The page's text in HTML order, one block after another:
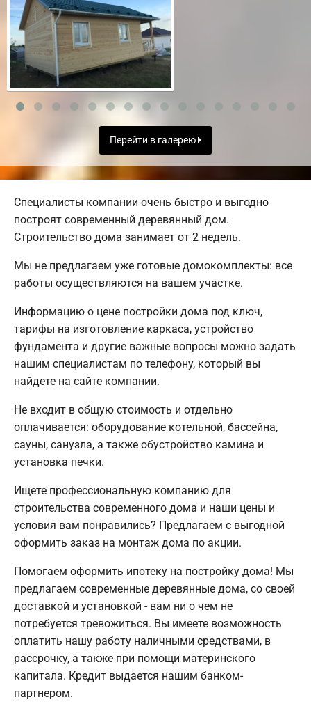
Перейти в галерею
Специалисты компании очень быстро и выгодно
построят современный деревянный дом.
Строительство дома занимает от 2 недель.
Мы не предлагаем уже готовые домокомплекты: все
работы осуществляются на вашем участке.
Информацию о цене постройки дома под ключ,
тарифы на изготовление каркаса, устройство
фундамента и другие важные вопросы можно задать
нашим специалистам по телефону, который вы
найдете на сайте компании.
Не входит в общую стоимость и отдельно
оплачивается: оборудование котельной, бассейна,
сауны, санузла, а также обустройство камина и
установка печки.
Ищете профессиональную компанию для
строительства современного дома и наши цены и
условия вам понравились? Предлагаем с выгодной
оформить заказ на монтаж дома по акции.
Помогаем оформить ипотеку на постройку дома! Мы
предлагаем современные деревянные дома, со своей
доставкой и установкой - вам ни о чем не
потребуется тревожиться. Вы имеете возможность
оплатить нашу работу наличными средствами, в
рассрочку, а также при помощи материнского
капитала. Кредит выдается нашим банком-
партнером.